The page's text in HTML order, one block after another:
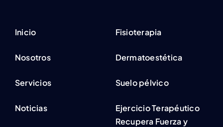
Inicio
Nosotros
Servicios
Noticias
Fisioterapia
Dermatoestética
Suelo pélvico
Ejercicio Terapéutico
Recupera Fuerza y